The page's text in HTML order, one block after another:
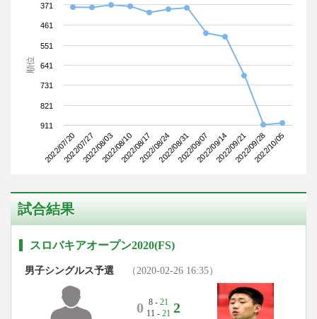
順位
2022/07/202022/07/272022/08/032022/08/102022/08/172022/08/242022/08/312022/09/072022/09/142022/09/212022/09/282022/10/05
371
461
551
641
731
821
911
試合結果
スロバキアオープン2020(FS)
男子シングルス予選 （2020-02-26 16:35）
0 8 - 21
11 - 21 2